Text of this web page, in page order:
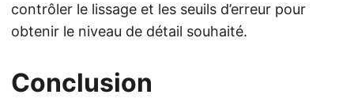
contrôler le lissage et les seuils d’erreur pour
obtenir le niveau de détail souhaité.
Conclusion